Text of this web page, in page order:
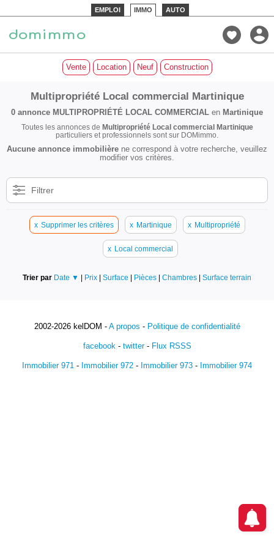
EMPLOI IMMO AUTO
Vente Location Neuf Construction
Multipropriété Local commercial Martinique
0 annonce MULTIPROPRIÉTÉ LOCAL COMMERCIAL en Martinique
Toutes les annonces de Multipropriété Local commercial Martinique
particuliers et professionnels sont sur DOMimmo.
Aucune annonce immobilière ne correspond à votre recherche, veuillez
modifier vos critères.
Filtrer
x Supprimer les critères x Martinique x Multipropriété
x Local commercial
Trier par Date ▼ | Prix | Surface | Pièces | Chambres | Surface terrain
2002-2026 kelDOM - A propos - Politique de confidentialité
facebook- twitter- Flux RSSS
Immobilier 971 - Immobilier 972 - Immobilier 973 - Immobilier 974